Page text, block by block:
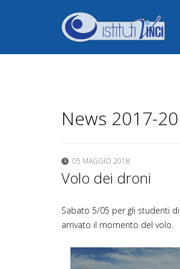
News 2017-
05 MAGGIO 2018
Volo dei droni
Sabato 5/05 per gli studenti
arrivato il momento del volo.